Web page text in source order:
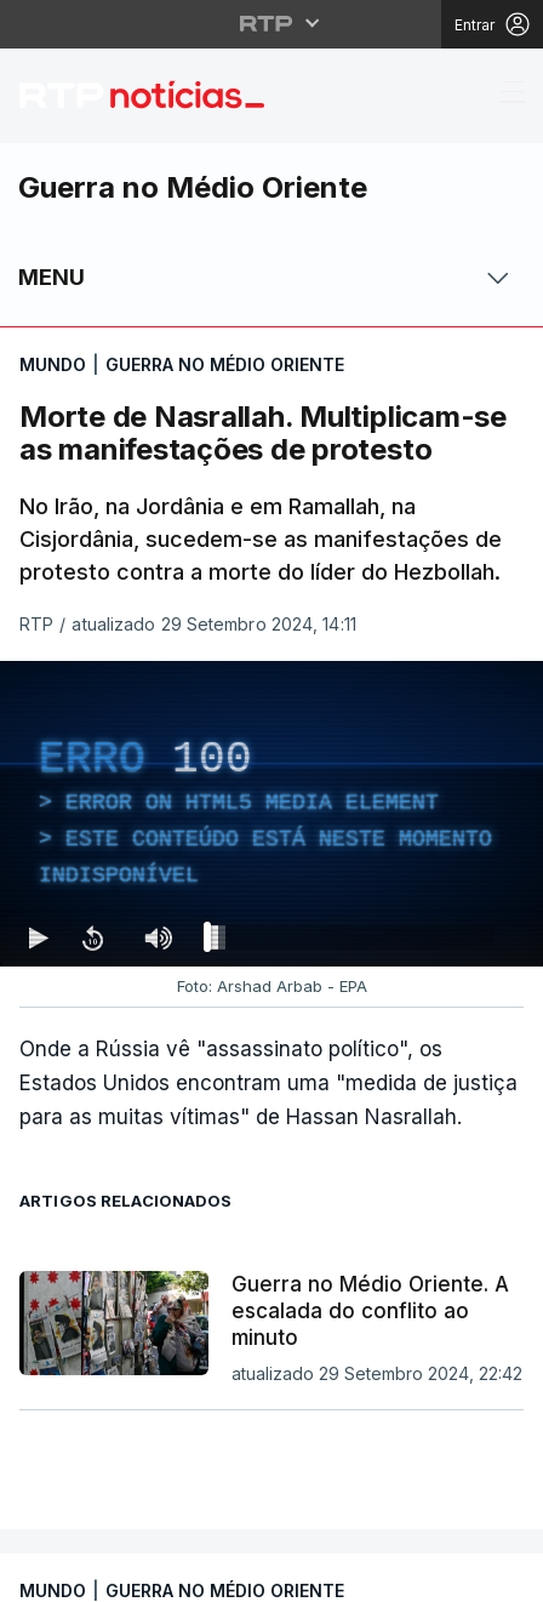
Entrar
Morte de Nasrallah.
Guerra no Médio Oriente
MENU
MUNDO GUERRA NO MÉDIO ORIENTE
Morte de Nasrallah. Multiplicam-se
as manifestações de protesto
No Irão, na Jordânia e em Ramallah, na
Cisjordânia, sucedem-se as manifestações de
protesto contra a morte do líder do Hezbollah.
RTP / atualizado 29 Setembro 2024, 14:11
ERRO100
ERROR ON HTML5 MEDIA ELEMENT
ESTE CONTEÚDO ESTÁ NESTE MOMENTO
INDISPONÍVEL
Foto: Arshad Arbab - EPA
Onde a Rússia vê "assassinato político", os
Estados Unidos encontram uma "medida de justiça
para as muitas vítimas" de Hassan Nasrallah.
ARTIGOS RELACIONADOS
Guerra no Médio Oriente. A
escalada do conflito ao
minuto
atualizado 29 Setembro 2024, 22:42
MUNDO GUERRA NO MÉDIO ORIENTE